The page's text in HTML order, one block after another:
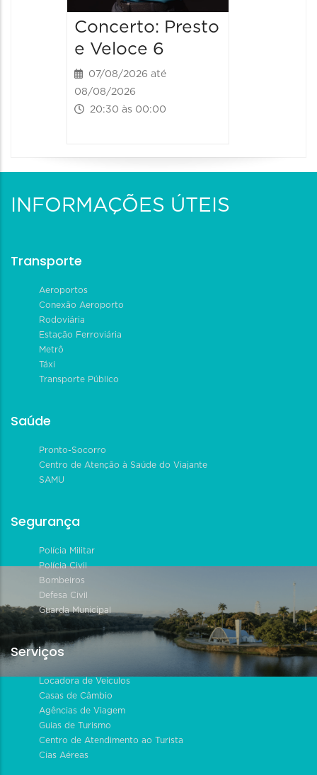
Concerto: Presto
e Veloce 6
07/08/2026 até
08/08/2026
20:30 às 00:00
INFORMAÇÕES ÚTEIS
Transporte
Aeroportos
Conexão Aeroporto
Rodoviária
Estação Ferroviária
Metrô
Táxi
Transporte Público
Saúde
Pronto-Socorro
Centro de Atenção à Saúde do Viajante
SAMU
Segurança
Polícia Militar
Polícia Civil
Bombeiros
Defesa Civil
Guarda Municipal
Serviços
Locadora de Veículos
Casas de Câmbio
Agências de Viagem
Guias de Turismo
Centro de Atendimento ao Turista
Cias Aéreas